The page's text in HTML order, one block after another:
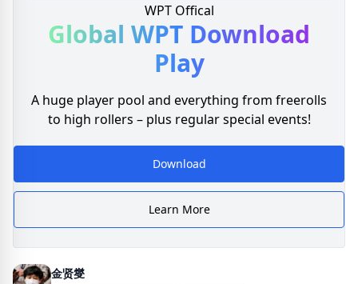
WPT Offical
Global WPT Download
Play
A huge player pool and everything from freerolls
to high rollers – plus regular special events!
Download
Learn More
金贤燮